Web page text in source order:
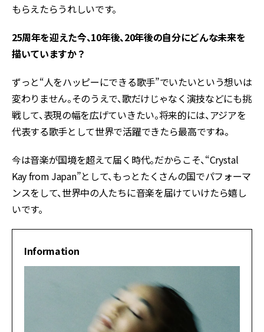
もらえたらうれしいです。
――25周年を迎えた今、10年後、20年後の自分にどんな未来を
描いていますか？
ずっと“人をハッピーにできる歌手”でいたいという想いは
変わりません。そのうえで、歌だけじゃなく演技などにも挑
戦して、表現の幅を広げていきたい。将来的には、アジアを
代表する歌手として世界で活躍できたら最高ですね。
今は音楽が国境を超えて届く時代。だからこそ、“Crystal
Kay from Japan”として、もっとたくさんの国でパフォーマ
ンスをして、世界中の人たちに音楽を届けていけたら嬉し
いです。
Information